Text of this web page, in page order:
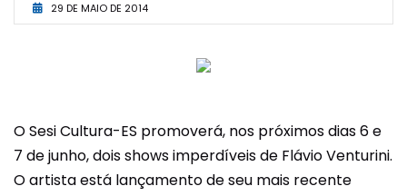
29 DE MAIO DE 2014
O Sesi Cultura-ES promoverá, nos próximos dias 6 e
7 de junho, dois shows imperdíveis de Flávio Venturini.
O artista está lançamento de seu mais recente